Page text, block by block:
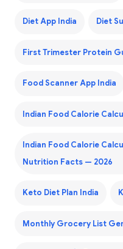
Diet App India Diet
First Trimester Protein
Food Scanner App India
Indian Food Calorie
Indian Food Calorie
Nutrition Facts — 2026
Keto Diet Plan India
Monthly Grocery List